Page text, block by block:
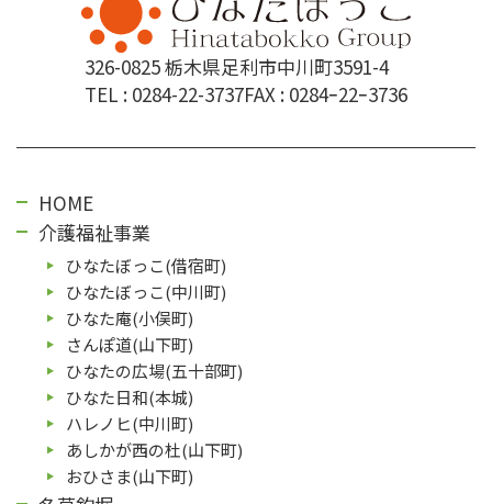
326-0825 栃木県足利市中川町3591-4
TEL : 0284-22-3737FAX : 0284ｰ22ｰ3736
HOME
介護福祉事業
ひなたぼっこ(借宿町)
ひなたぼっこ(中川町)
ひなた庵(⼩俣町)
さんぽ道(⼭下町)
ひなたの広場(五⼗部町)
ひなた⽇和(本城)
ハレノヒ(中川町)
あしかが⻄の杜(⼭下町)
おひさま(山下町)